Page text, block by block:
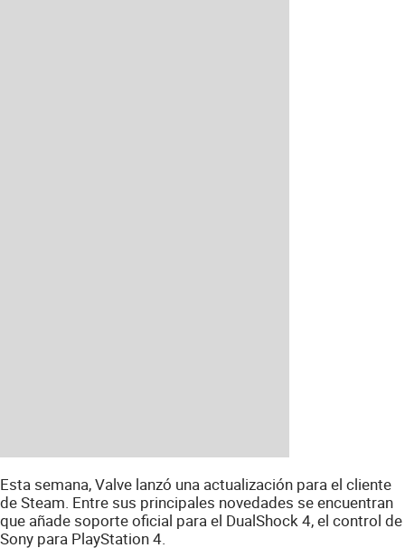
Esta semana, Valve lanzó una actualización para el cliente
de Steam. Entre sus principales novedades se encuentran
que añade soporte oficial para el DualShock 4, el control de
Sony para PlayStation 4.